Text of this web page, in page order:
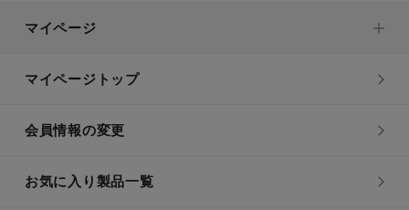
マイページ
マイページトップ
会員情報の変更
お気に入り製品一覧